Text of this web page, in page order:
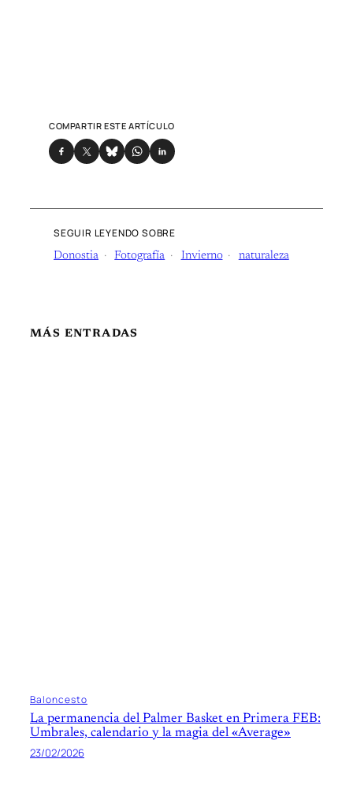
COMPARTIR ESTE ARTÍCULO
SEGUIR LEYENDO SOBRE
Donostia Fotografía Invierno naturaleza
MÁS ENTRADAS
Baloncesto
La permanencia del Palmer Basket en Primera FEB:
Umbrales, calendario y la magia del «Average»
23/02/2026